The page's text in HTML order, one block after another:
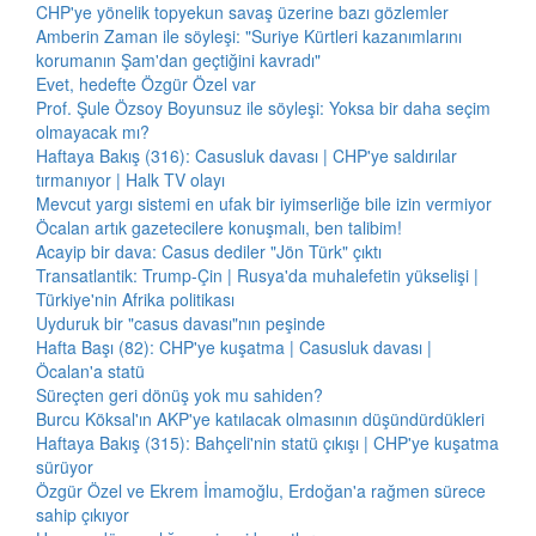
CHP'ye yönelik topyekun savaş üzerine bazı gözlemler
Amberin Zaman ile söyleşi: "Suriye Kürtleri kazanımlarını
korumanın Şam'dan geçtiğini kavradı"
Evet, hedefte Özgür Özel var
Prof. Şule Özsoy Boyunsuz ile söyleşi: Yoksa bir daha seçim
olmayacak mı?
Haftaya Bakış (316): Casusluk davası | CHP'ye saldırılar
tırmanıyor | Halk TV olayı
Mevcut yargı sistemi en ufak bir iyimserliğe bile izin vermiyor
Öcalan artık gazetecilere konuşmalı, ben talibim!
Acayip bir dava: Casus dediler "Jön Türk" çıktı
Transatlantik: Trump-Çin | Rusya'da muhalefetin yükselişi |
Türkiye'nin Afrika politikası
Uyduruk bir "casus davası"nın peşinde
Hafta Başı (82): CHP'ye kuşatma | Casusluk davası |
Öcalan'a statü
Süreçten geri dönüş yok mu sahiden?
Burcu Köksal'ın AKP'ye katılacak olmasının düşündürdükleri
Haftaya Bakış (315): Bahçeli'nin statü çıkışı | CHP'ye kuşatma
sürüyor
Özgür Özel ve Ekrem İmamoğlu, Erdoğan'a rağmen sürece
sahip çıkıyor